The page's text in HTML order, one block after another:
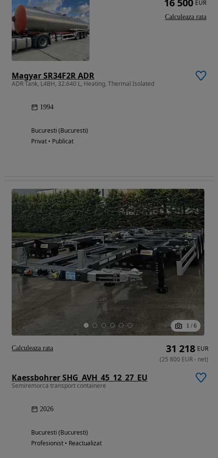
Magyar SR34F2R ADR
ADR Tank, L4BH, 32.640 L, Heating, Thermal Isolated
1994
Bucuresti (Bucuresti)
Privat • Publicat
16 500 EUR
Calculeaza rata
1 / 6
Kaessbohrer SHG_AVH_45_12_27_EU
Semiremorca transport containere
2026
Bucuresti (Bucuresti)
Profesionist • Reactualizat
31 218 EUR
(25 800 EUR- net)
Calculeaza rata